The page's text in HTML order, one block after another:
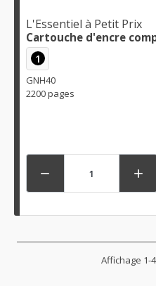
L'Essentiel à Petit Prix
Cartouche d'encre
1
GNH40
2200 pages
 
Affichage 1-